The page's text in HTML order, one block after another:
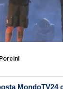
MondoTV24